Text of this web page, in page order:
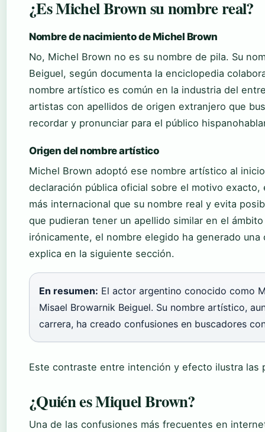
¿Es Michel Brown su nombre real?
Nombre de nacimiento de Michel Brown
No, Michel Brown no es su nombre de pila. Su
Beiguel, según documenta la enciclopedia
nombre artístico es común en la industria del
artistas con apellidos de origen extranjero que
recordar y pronunciar para el público
Origen del nombre artístico
Michel Brown adoptó ese nombre artístico al
declaración pública oficial sobre el motivo exacto,
más internacional que su nombre real y evita
que pudieran tener un apellido similar en el
irónicamente, el nombre elegido ha generado
explica en la siguiente sección.
En resumen: El actor argentino conocido como
Misael Browarnik Beiguel. Su nombre artístico,
carrera, ha creado confusiones en buscadores
Este contraste entre intención y efecto ilustra las
¿Quién es Miquel Brown?
Una de las confusiones más frecuentes en